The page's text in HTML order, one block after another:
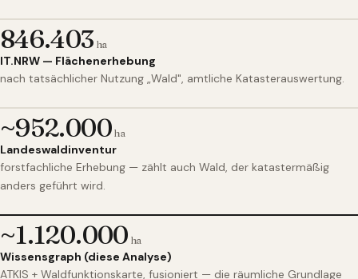
846.403 ha
IT.NRW — Flächenerhebung
nach tatsächlicher Nutzung „Wald", amtliche Katasterauswertung.
~952.000ha
Landeswaldinventur
forstfachliche Erhebung — zählt auch Wald, der katastermäßig
anders geführt wird.
~1.120.000 ha
Wissensgraph (diese Analyse)
ATKIS + Waldfunktionskarte, fusioniert — die räumliche Grundlage